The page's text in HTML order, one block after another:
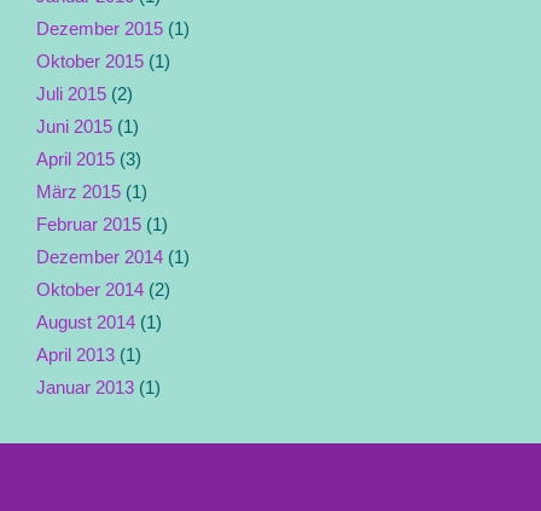
Dezember 2015 (1)
Oktober 2015 (1)
Juli 2015 (2)
Juni 2015 (1)
April 2015 (3)
März 2015 (1)
Februar 2015 (1)
Dezember 2014 (1)
Oktober 2014 (2)
August 2014 (1)
April 2013 (1)
Januar 2013 (1)